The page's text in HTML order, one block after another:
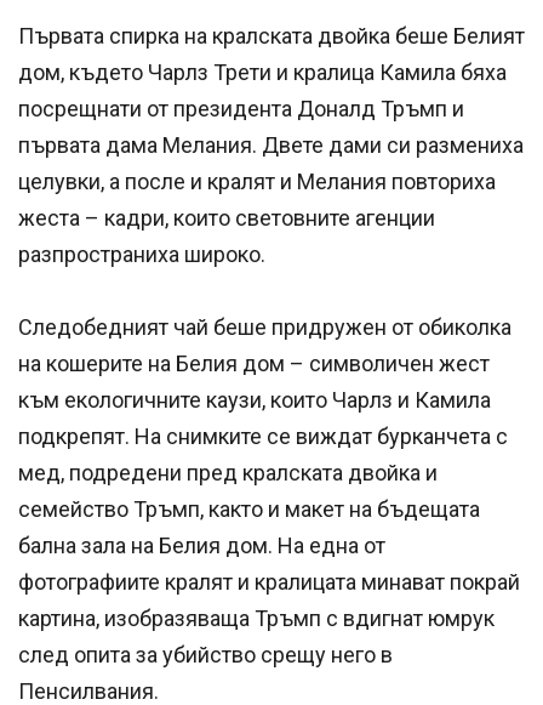
Първата спирка на кралската двойка беше Белият
дом, където Чарлз Трети и кралица Камила бяха
посрещнати от президента Доналд Тръмп и
първата дама Мелания. Двете дами си размениха
целувки, а после и кралят и Мелания повториха
жеста – кадри, които световните агенции
разпространиха широко.
Следобедният чай беше придружен от обиколка
на кошерите на Белия дом – символичен жест
към екологичните каузи, които Чарлз и Камила
подкрепят. На снимките се виждат бурканчета с
мед, подредени пред кралската двойка и
семейство Тръмп, както и макет на бъдещата
бална зала на Белия дом. На една от
фотографиите кралят и кралицата минават покрай
картина, изобразяваща Тръмп с вдигнат юмрук
след опита за убийство срещу него в
Пенсилвания.